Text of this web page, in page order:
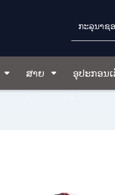
ສາຍ ອຸປະກອນ